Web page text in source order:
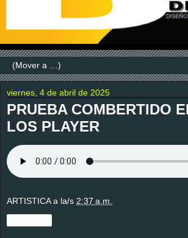
viernes, 4 de abril de 2025
PRUEBA COMBERTIDO
LOS PLAYER
ARTISTICA a la/s 2:37 a.m.